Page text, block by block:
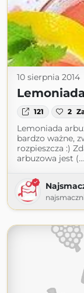
10 sierpnia 2014
121 2
Lemoniada
bardzo ważne,
rozpieszcza :)
arbuzowa jest